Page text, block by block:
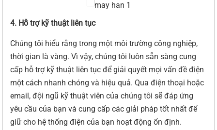
4. Hỗ trợ kỹ thuật liên tục
Chúng tôi hiểu rằng trong một môi trường công nghiệp,
thời gian là vàng. Vì vậy, chúng tôi luôn sẵn sàng cung
cấp hỗ trợ kỹ thuật liên tục để giải quyết mọi vấn đề điện
một cách nhanh chóng và hiệu quả. Qua điện thoại hoặc
email, đội ngũ kỹ thuật viên của chúng tôi sẽ đáp ứng
yêu cầu của bạn và cung cấp các giải pháp tốt nhất để
giữ cho hệ thống điện của bạn hoạt động ổn định.